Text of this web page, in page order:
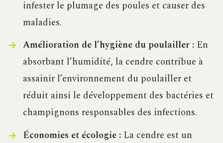
infester le plumage des poules et causer des
maladies.
Amélioration de l’hygiène du poulailler :En
absorbant l’humidité, la cendre contribue à
assainir l’environnement du poulailler et
réduit ainsi le développement des bactéries et
champignons responsables des infections.
Économies et écologie :La cendre est un